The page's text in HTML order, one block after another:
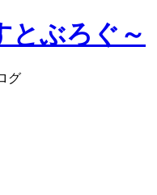
とぶろぐ～
グ